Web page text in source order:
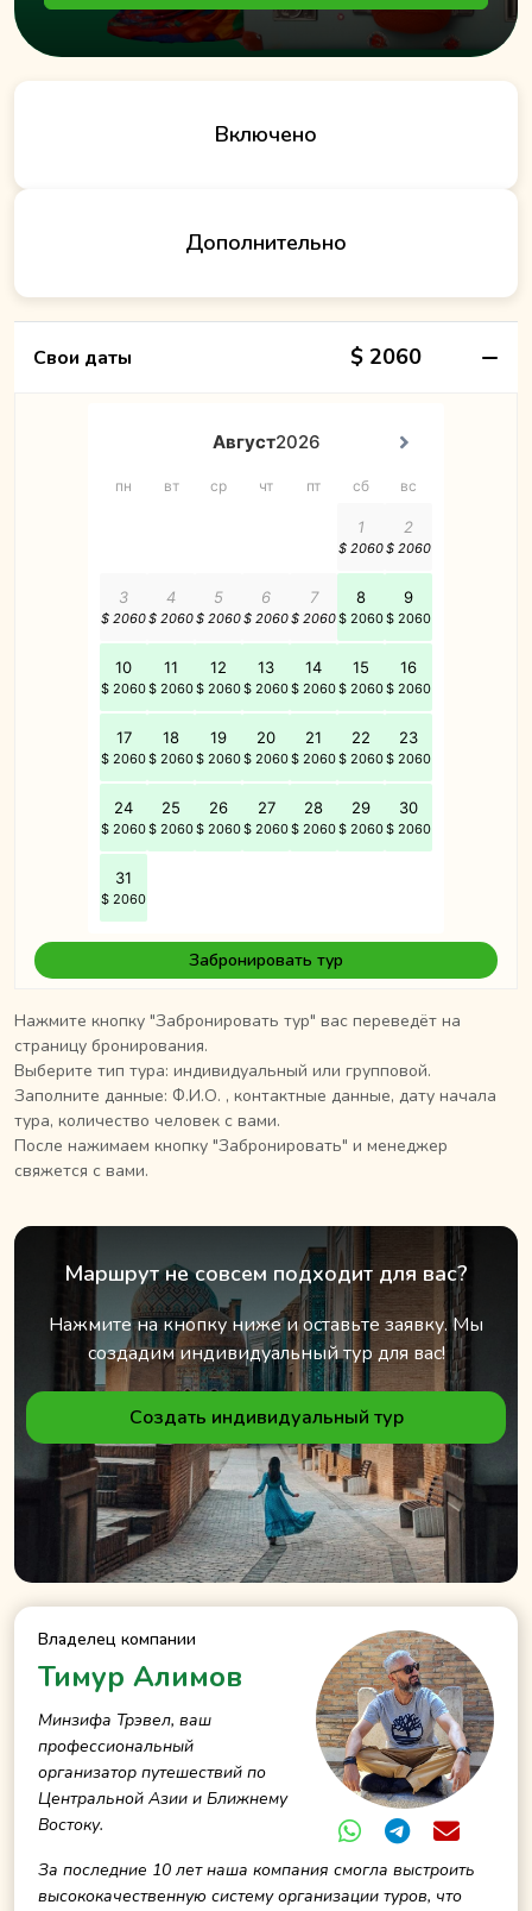
Включено
Дополнительно
Свои даты $ 2060
Забронировать тур
Нажмите кнопку "Забронировать тур" вас переведёт на
страницу бронирования.
Выберите тип тура: индивидуальный или групповой.
Заполните данные: Ф.И.О. , контактные данные, дату начала
тура, количество человек с вами.
После нажимаем кнопку "Забронировать" и менеджер
свяжется с вами.
Маршрут не совсем подходит для вас?
Нажмите на кнопку ниже и оставьте заявку. Мы
создадим индивидуальный тур для вас!
Создать индивидуальный тур
Владелец компании
Тимур Алимов
Минзифа Трэвел, ваш
профессиональный
организатор путешествий по
Центральной Азии и Ближнему
Востоку.
За последние 10 лет наша компания смогла выстроить
высококачественную систему организации туров, что